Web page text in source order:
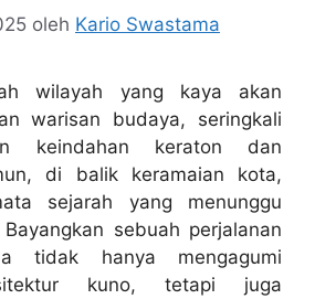
oleh Kario Swastama
wilayah yang kaya akan
warisan budaya, seringkali
keindahan keraton dan
di balik keramaian kota,
sejarah yang menunggu
sebuah perjalanan
tidak hanya mengagumi
kuno, tetapi juga